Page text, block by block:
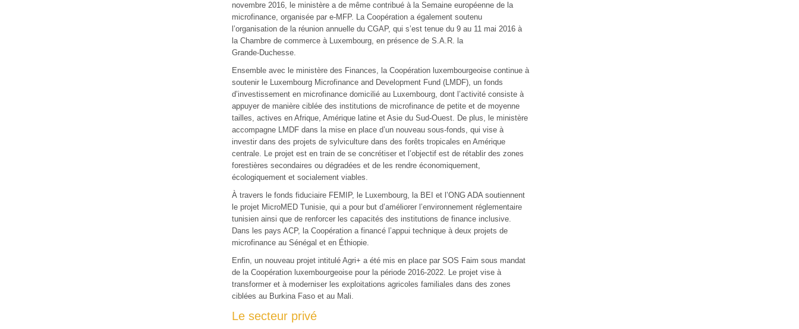
novembre 2016, le ministère a de même contribué à la Semaine européenne de la
microfinance, organisée par e-MFP. La Coopération a également soutenu
l’organisation de la réunion annuelle du CGAP, qui s’est tenue du 9 au 11 mai 2016 à
la Chambre de commerce à Luxembourg, en présence de S.A.R. la
Grande-Duchesse.
Ensemble avec le ministère des Finances, la Coopération luxembourgeoise continue à
soutenir le Luxembourg Microfinance and Development Fund (LMDF), un fonds
d’investissement en microfinance domicilié au Luxembourg, dont l’activité consiste à
appuyer de manière ciblée des institutions de microfinance de petite et de moyenne
tailles, actives en Afrique, Amérique latine et Asie du Sud-Ouest. De plus, le ministère
accompagne LMDF dans la mise en place d’un nouveau sous-fonds, qui vise à
investir dans des projets de sylviculture dans des forêts tropicales en Amérique
centrale. Le projet est en train de se concrétiser et l’objectif est de rétablir des zones
forestières secondaires ou dégradées et de les rendre économiquement,
écologiquement et socialement viables.
À travers le fonds fiduciaire FEMIP, le Luxembourg, la BEI et l’ONG ADA soutiennent
le projet MicroMED Tunisie, qui a pour but d’améliorer l’environnement réglementaire
tunisien ainsi que de renforcer les capacités des institutions de finance inclusive.
Dans les pays ACP, la Coopération a financé l’appui technique à deux projets de
microfinance au Sénégal et en Éthiopie.
Enfin, un nouveau projet intitulé Agri+ a été mis en place par SOS Faim sous mandat
de la Coopération luxembourgeoise pour la période 2016-2022. Le projet vise à
transformer et à moderniser les exploitations agricoles familiales dans des zones
ciblées au Burkina Faso et au Mali.
Le secteur privé